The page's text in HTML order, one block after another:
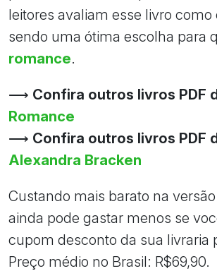
leitores avaliam esse livro como
sendo uma ótima escolha para
romance.
⟶ Confira outros livros PDF
Romance
⟶ Confira outros livros PDF
Alexandra Bracken
Custando mais barato na
ainda pode gastar menos se
cupom desconto da sua livraria
Preço médio no Brasil: R$69,90.